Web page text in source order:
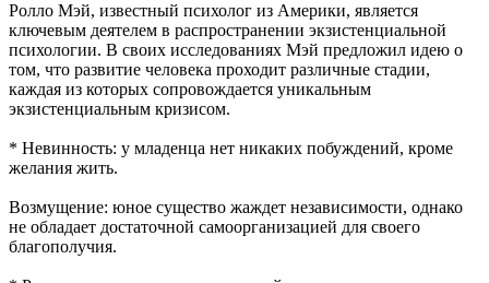
Ролло Мэй, известный психолог из Америки, является
ключевым деятелем в распространении экзистенциальной
психологии. В своих исследованиях Мэй предложил идею о
том, что развитие человека проходит различные стадии,
каждая из которых сопровождается уникальным
экзистенциальным кризисом.
* Невинность: у младенца нет никаких побуждений, кроме
желания жить.
Возмущение: юное существо жаждет независимости, однако
не обладает достаточной самоорганизацией для своего
благополучия.